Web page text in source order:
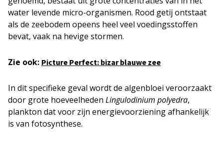
water levende micro-organismen. Rood getij ontstaat
als de zeebodem opeens heel veel voedingsstoffen
bevat, vaak na hevige stormen.
Zie ook: Picture Perfect: bizar blauwe zee
In dit specifieke geval wordt de algenbloei veroorzaakt
door grote hoeveelheden Lingulodinium polyedra,
plankton dat voor zijn energievoorziening afhankelijk
is van fotosynthese.